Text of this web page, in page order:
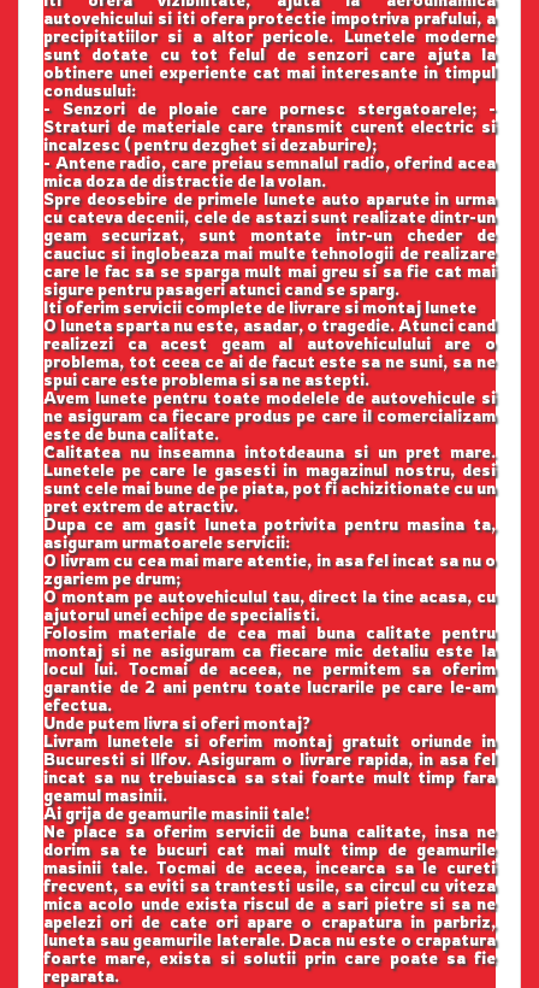
autovehicului si iti ofera protectie impotriva prafului, a
precipitatiilor si a altor pericole. Lunetele moderne
sunt dotate cu tot felul de senzori care ajuta la
obtinere unei experiente cat mai interesante in timpul
condusului:
- Senzori de ploaie care pornesc stergatoarele; -
Straturi de materiale care transmit curent electric si
incalzesc ( pentru dezghet si dezaburire);
- Antene radio, care preiau semnalul radio, oferind acea
mica doza de distractie de la volan.
Spre deosebire de primele lunete auto aparute in urma
cu cateva decenii, cele de astazi sunt realizate dintr-un
geam securizat, sunt montate intr-un cheder de
cauciuc si inglobeaza mai multe tehnologii de realizare
care le fac sa se sparga mult mai greu si sa fie cat mai
sigure pentru pasageri atunci cand se sparg.
Iti oferim servicii complete de livrare si montaj lunete
O luneta sparta nu este, asadar, o tragedie. Atunci cand
realizezi ca acest geam al autovehiculului are o
problema, tot ceea ce ai de facut este sa ne suni, sa ne
spui care este problema si sa ne astepti.
Avem lunete pentru toate modelele de autovehicule si
ne asiguram ca fiecare produs pe care il comercializam
este de buna calitate.
Calitatea nu inseamna intotdeauna si un pret mare.
Lunetele pe care le gasesti in magazinul nostru, desi
sunt cele mai bune de pe piata, pot fi achizitionate cu un
pret extrem de atractiv.
Dupa ce am gasit luneta potrivita pentru masina ta,
asiguram urmatoarele servicii:
O livram cu cea mai mare atentie, in asa fel incat sa nu o
zgariem pe drum;
O montam pe autovehiculul tau, direct la tine acasa, cu
ajutorul unei echipe de specialisti.
Folosim materiale de cea mai buna calitate pentru
montaj si ne asiguram ca fiecare mic detaliu este la
locul lui. Tocmai de aceea, ne permitem sa oferim
garantie de 2 ani pentru toate lucrarile pe care le-am
efectua.
Unde putem livra si oferi montaj?
Livram lunetele si oferim montaj gratuit oriunde in
Bucuresti si Ilfov. Asiguram o livrare rapida, in asa fel
incat sa nu trebuiasca sa stai foarte mult timp fara
geamul masinii.
Ai grija de geamurile masinii tale!
Ne place sa oferim servicii de buna calitate, insa ne
dorim sa te bucuri cat mai mult timp de geamurile
masinii tale. Tocmai de aceea, incearca sa le cureti
frecvent, sa eviti sa trantesti usile, sa circul cu viteza
mica acolo unde exista riscul de a sari pietre si sa ne
apelezi ori de cate ori apare o crapatura in parbriz,
luneta sau geamurile laterale. Daca nu este o crapatura
foarte mare, exista si solutii prin care poate sa fie
reparata.